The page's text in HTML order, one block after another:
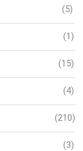
(5)
(1)
(15)
(4)
(210)
(3)